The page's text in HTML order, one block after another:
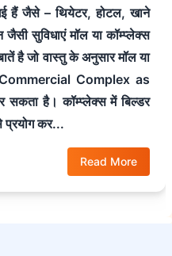
हैं जैसे – थियेटर, होटल, खाने
सुविधाएं मॉल या कॉम्प्लेक्स
है जो वास्तु के अनुसार मॉल या
Complex as
है। कॉम्प्लेक्स में बिल्डर
प्रयोग कर...
Read More